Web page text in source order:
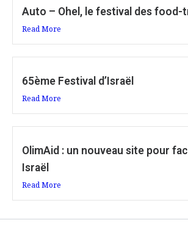
Auto – Ohel, le festival des food-
Read More
65ème Festival d’Israël
Read More
OlimAid : un nouveau site pour
Israël
Read More